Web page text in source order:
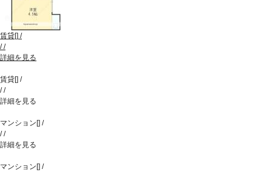
賃貸[] /
//
詳細を見る
賃貸[] /
//
詳細を見る
マンション [] /
//
詳細を見る
マンション [] /